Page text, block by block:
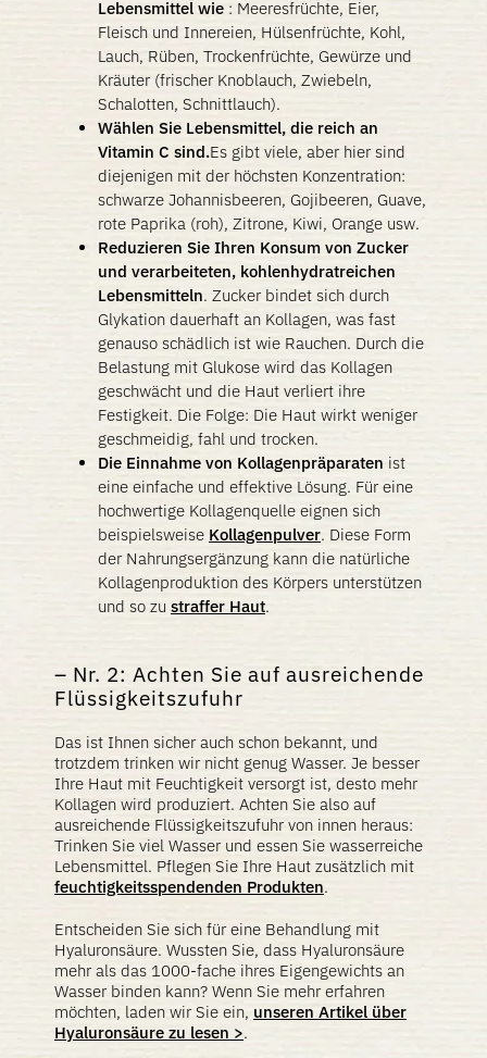
Lebensmittel wie : Meeresfrüchte, Eier,
Fleisch und Innereien, Hülsenfrüchte, Kohl,
Lauch, Rüben, Trockenfrüchte, Gewürze und
Kräuter (frischer Knoblauch, Zwiebeln,
Schalotten, Schnittlauch).
Wählen Sie Lebensmittel, die reich an
Vitamin C sind.Es gibt viele, aber hier sind
diejenigen mit der höchsten Konzentration:
schwarze Johannisbeeren, Gojibeeren, Guave,
rote Paprika (roh), Zitrone, Kiwi, Orange usw.
Reduzieren Sie Ihren Konsum von Zucker
und verarbeiteten, kohlenhydratreichen
Lebensmitteln. Zucker bindet sich durch
Glykation dauerhaft an Kollagen, was fast
genauso schädlich ist wie Rauchen. Durch die
Belastung mit Glukose wird das Kollagen
geschwächt und die Haut verliert ihre
Festigkeit. Die Folge: Die Haut wirkt weniger
geschmeidig, fahl und trocken.
Die Einnahme von Kollagenpräparaten ist
eine einfache und effektive Lösung. Für eine
hochwertige Kollagenquelle eignen sich
beispielsweise Kollagenpulver. Diese Form
der Nahrungsergänzung kann die natürliche
Kollagenproduktion des Körpers unterstützen
und so zu straffer Haut.
Nr. 2: Achten Sie auf ausreichende
Flüssigkeitszufuhr
Das ist Ihnen sicher auch schon bekannt, und
trotzdem trinken wir nicht genug Wasser. Je besser
Ihre Haut mit Feuchtigkeit versorgt ist, desto mehr
Kollagen wird produziert. Achten Sie also auf
ausreichende Flüssigkeitszufuhr von innen heraus:
Trinken Sie viel Wasser und essen Sie wasserreiche
Lebensmittel. Pflegen Sie Ihre Haut zusätzlich mit
feuchtigkeitsspendenden Produkten.
Entscheiden Sie sich für eine Behandlung mit
Hyaluronsäure. Wussten Sie, dass Hyaluronsäure
mehr als das 1000-fache ihres Eigengewichts an
Wasser binden kann? Wenn Sie mehr erfahren
möchten, laden wir Sie ein, unseren Artikel über
Hyaluronsäure zu lesen >.